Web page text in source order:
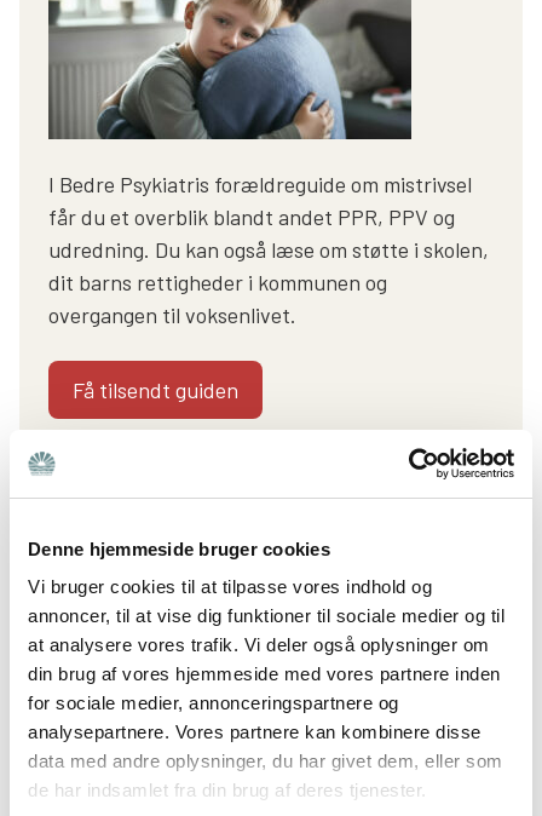
Denne hjemmeside bruger cookies
Vi bruger cookies til at tilpasse vores indhold og
annoncer, til at vise dig funktioner til sociale medier og til
at analysere vores trafik. Vi deler også oplysninger om
din brug af vores hjemmeside med vores partnere inden
for sociale medier, annonceringspartnere og
analysepartnere. Vores partnere kan kombinere disse
data med andre oplysninger, du har givet dem, eller som
de har indsamlet fra din brug af deres tjenester.
I Bedre Psykiatris forældreguide om mistrivsel
får du et overblik blandt andet PPR, PPV og
udredning. Du kan også læse om støtte i skolen,
dit barns rettigheder i kommunen og
overgangen til voksenlivet.
Få tilsendt guiden
Første skridt er at tage kontakt til dit barns
Beskriv udfordringerne så konkret og præcist, du kan.
Lærerne ved nok allerede, at der er noget, der ikke
fungerer, men de ved ikke nødvendigvis, hvordan dit
barn fungerer uden for skolen. Så dine inputs og
beskrivelser kan sammen med skolens bidrag danne et
bedre, samlet billede.
Hvis det er første gang, du taler med skolen om dit